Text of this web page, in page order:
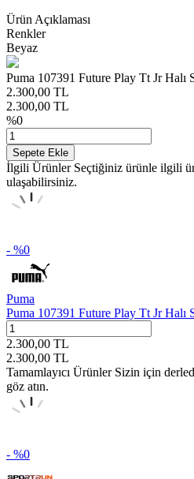
Ürün Açıklaması
Renkler
Beyaz
Puma 107391 Future Play Tt Jr Halı
2.300,00 TL
2.300,00 TL
%0
Sepete Ekle
İlgili Ürünler Seçtiğiniz ürünle ilgili
ulaşabilirsiniz.
- %0
Puma
Puma 107391 Future Play Tt Jr Halı
2.300,00 TL
2.300,00 TL
Tamamlayıcı Ürünler Sizin için
göz atın.
- %0